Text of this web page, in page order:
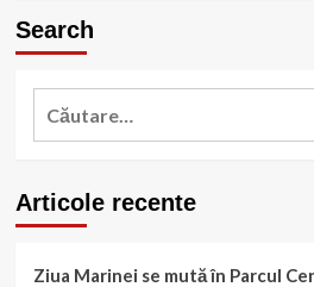
Search
Caută
Articole recente
Ziua Marinei se mută în Parcul